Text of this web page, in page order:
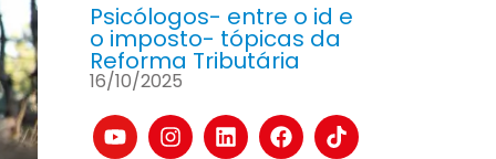
Psicólogos- entre o id e
o imposto- tópicas da
Reforma Tributária
16/10/2025